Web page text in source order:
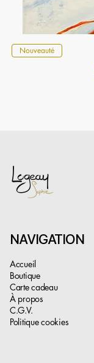
Nouveauté
NAVIGATION
Accueil
Boutique
Carte cadeau
À propos
C.G.V.
Politique cookies